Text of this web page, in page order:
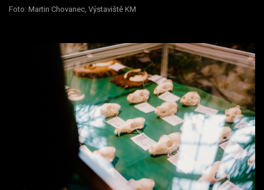
Foto: Martin Chovanec, Výstaviště KM